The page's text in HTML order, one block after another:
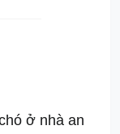
ở nhà an